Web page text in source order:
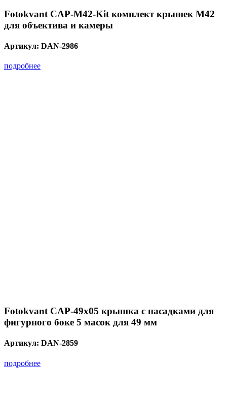
Fotokvant CAP-M42-Kit комплект крышек M42
для объектива и камеры
Артикул: DAN-2986
подробнее
Fotokvant CAP-49х05 крышка с насадками для
фигурного боке 5 масок для 49 мм
Артикул: DAN-2859
подробнее